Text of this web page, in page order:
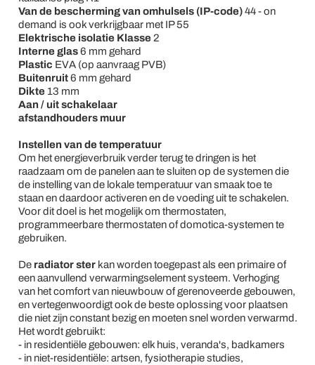
Van de bescherming van omhulsels (IP-code)44 - on
demand is ook verkrijgbaar met IP 55
Elektrische isolatie Klasse2
Interne glas6 mm gehard
Plastic EVA (op aanvraag PVB)
Buitenruit6 mm gehard
Dikte13 mm
Aan / uit schakelaar
afstandhouders muur
Instellen van de temperatuur
Om het energieverbruik verder terug te dringen is het
raadzaam om de panelen aan te sluiten op de systemen die
de instelling van de lokale temperatuur van smaak toe te
staan ​​en daardoor activeren en de voeding uit te schakelen.
Voor dit doel is het mogelijk om thermostaten,
programmeerbare thermostaten of domotica-systemen te
gebruiken.
De radiator sterkan worden toegepast als een primaire of
een aanvullend verwarmingselement systeem. Verhoging
van het comfort van nieuwbouw of gerenoveerde gebouwen,
en vertegenwoordigt ook de beste oplossing voor plaatsen
die niet zijn constant bezig en moeten snel worden verwarmd.
Het wordt gebruikt:
- in residentiële gebouwen: elk huis, veranda's, badkamers
- in niet-residentiële: artsen, fysiotherapie studies,